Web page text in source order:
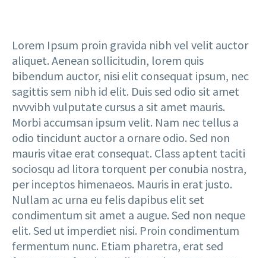
Lorem Ipsum proin gravida nibh vel velit auctor
aliquet. Aenean sollicitudin, lorem quis
bibendum auctor, nisi elit consequat ipsum, nec
sagittis sem nibh id elit. Duis sed odio sit amet
nvvvibh vulputate cursus a sit amet mauris.
Morbi accumsan ipsum velit. Nam nec tellus a
odio tincidunt auctor a ornare odio. Sed non
mauris vitae erat consequat. Class aptent taciti
sociosqu ad litora torquent per conubia nostra,
per inceptos himenaeos. Mauris in erat justo.
Nullam ac urna eu felis dapibus elit set
condimentum sit amet a augue. Sed non neque
elit. Sed ut imperdiet nisi. Proin condimentum
fermentum nunc. Etiam pharetra, erat sed